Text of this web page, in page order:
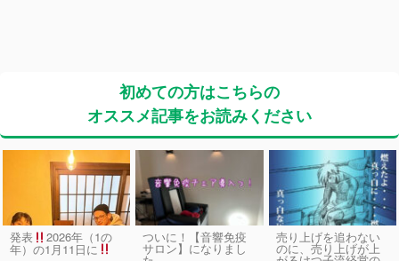
初めての方はこちらの
オススメ記事をお読みください
発表 2026年（1の
年）の1月11日に
ついに！【音響免疫
サロン】になりまし
売り上げを追わない
のに、売り上げが上